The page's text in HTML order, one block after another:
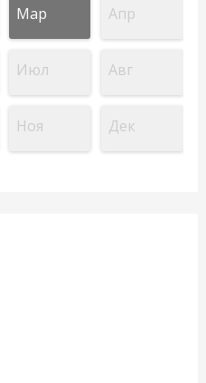
Мар Апр
Июл Авг
Ноя Дек